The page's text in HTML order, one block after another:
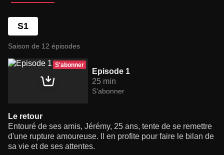
S1
Saison de 12 épisodes
S'abonner
Episode 1
25 min
S'abonner
Le retour
Entouré de ses amis, Jérémy, 25 ans, tente de se remettre
d'une rupture amoureuse. Il en profite pour faire le bilan de
sa vie et de ses attentes.